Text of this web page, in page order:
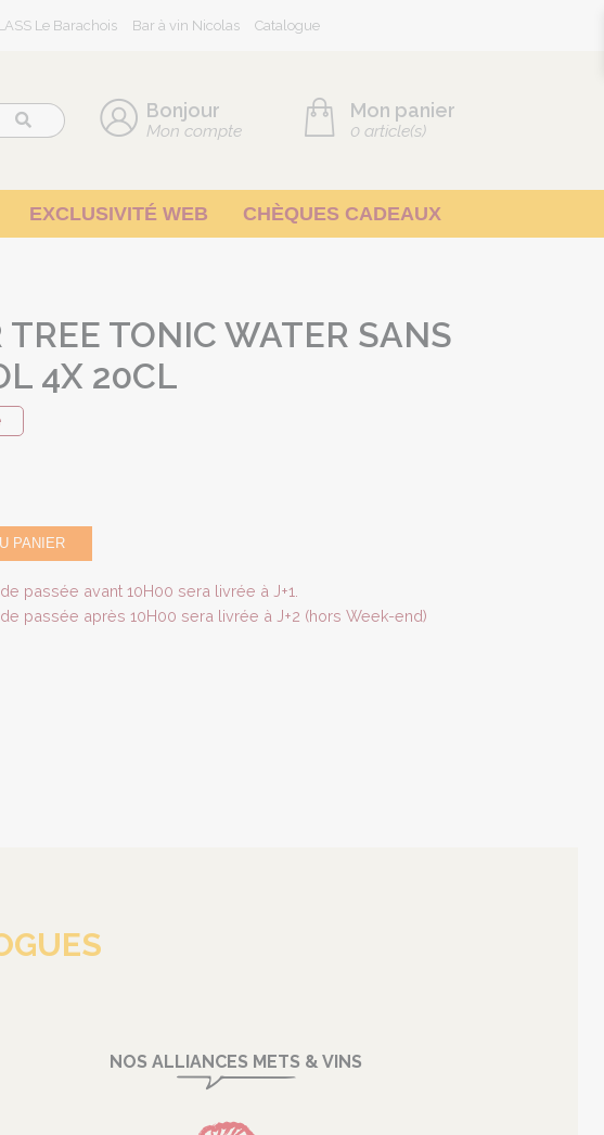
Le Barachois Bar à vin Nicolas Catalogue
Bonjour
Mon compte
Mon panier
0article(s)
EXCLUSIVITÉ WEB CHÈQUES CADEAUX
TREE TONIC WATER SANS
4X 20CL
PANIER
passée avant 10H00 sera livrée à J+1.
passée après 10H00 sera livrée à J+2 (hors Week-end)
NOS ALLIANCES METS & VINS